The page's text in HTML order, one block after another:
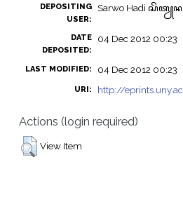
DEPOSITING
USER:
Sarwo Hadi ꦱꦼꦠꦾꦤ
DATE
DEPOSITED:
04 Dec 2012 00:23
LAST MODIFIED: 04 Dec 2012 00:23
URI: http://
Actions (login required)
View Item